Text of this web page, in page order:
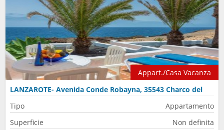
Appart./Casa Vacanza
LANZAROTE- Avenida Conde Robayna, 35543 Charco del
Palo, Spain
Tipo
Appartamento
Superficie
Non definita